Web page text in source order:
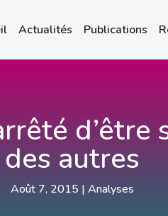
Actualités Publications
d’être
des autres
Août 7, 2015 | Analyses